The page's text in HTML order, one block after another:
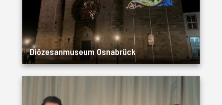
Diözesanmuseum Osnabrück